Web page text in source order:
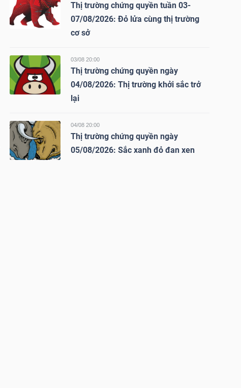
Thị trường chứng quyền tuần 03-
07/08/2026: Đỏ lửa cùng thị trường
cơ sở
03/08 20:00
Thị trường chứng quyền ngày
04/08/2026: Thị trường khởi sắc trở
lại
04/08 20:00
Thị trường chứng quyền ngày
05/08/2026: Sắc xanh đỏ đan xen